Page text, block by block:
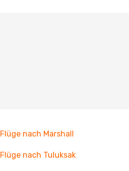
Flüge nach Marshall
Flüge nach Tuluksak